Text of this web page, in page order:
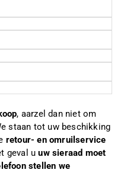
, aarzel dan niet om
staan tot uw beschikking
retour- en omruilservice
geval uuw sieraad moet
stellen we